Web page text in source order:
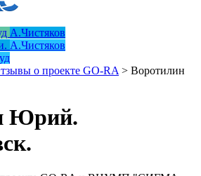
А.Чистяков
А.Чистяков
о проекте GO-RA > Воротилин
Юрий.